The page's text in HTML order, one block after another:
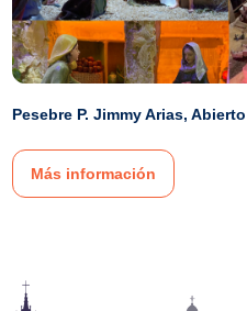
Pesebre P. Jimmy Arias,
Más información